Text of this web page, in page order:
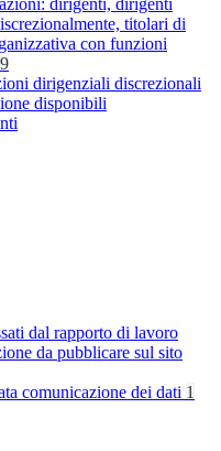
dirigenti, dirigenti
titolari di
con funzioni
9
dirigenziali discrezionali
disponibili
dal rapporto di lavoro
da pubblicare sul sito
comunicazione dei dati 1